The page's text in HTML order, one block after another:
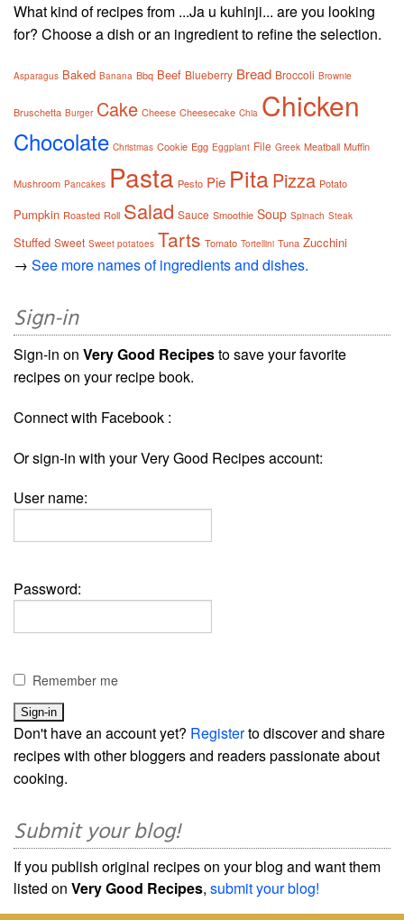
What kind of recipes from ...Ja u kuhinji... are you looking
for? Choose a dish or an ingredient to refine the selection.
Asparagus Baked Banana Bbq Beef Blueberry Bread Broccoli Brownie
Bruschetta Burger Cake Cheese Cheesecake Chia Chicken
Chocolate Christmas Cookie Egg Eggplant File Greek Meatball Muffin
Mushroom Pancakes Pasta Pesto Pie PitaPizza Potato
Pumpkin Roasted Roll Salad Sauce Smoothie Soup Spinach Steak
Stuffed Sweet Sweet potatoes Tarts Tomato Tortellini Tuna Zucchini
→ See more names of ingredients and dishes.
Sign-in
Sign-in on Very Good Recipesto save your favorite
recipes on your recipe book.
Connect with Facebook :
Or sign-in with your Very Good Recipes account:
User name:
Password:
Remember me
Don't have an account yet? Registerto discover and share
recipes with other bloggers and readers passionate about
cooking.
Submit your blog!
If you publish original recipes on your blog and want them
listed on Very Good Recipes, submit your blog!